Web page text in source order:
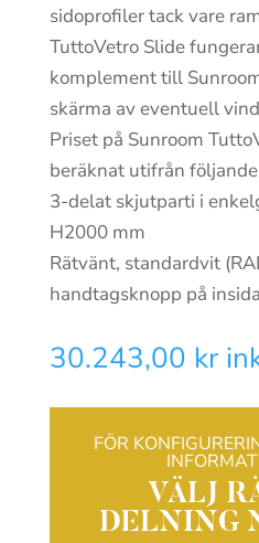
sidoprofiler tack vare
TuttoVetro Slide
komplement till
skärma av eventuell
Priset på Sunroom
beräknat utifrån
3-delat skjutparti i
H2000 mm
Rätvänt, standardvit
handtagsknopp på
30.243,00 kr
FÖR
VÄLJ
DELNING